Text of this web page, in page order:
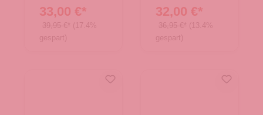
33,00 €*
39,95 €* (17.4%
gespart)
32,00 €*
36,95 €* (13.4%
gespart)